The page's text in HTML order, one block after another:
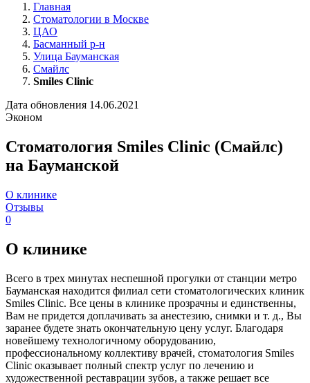
Главная
Стоматологии в Москве
ЦАО
Басманный р-н
Улица Бауманская
Смайлс
Smiles Clinic
Дата обновления 14.06.2021
Эконом
Стоматология Smiles Clinic (Смайлс)
на Бауманской
О клинике
Отзывы
0
О клинике
Всего в трех минутах неспешной прогулки от станции метро
Бауманская находится филиал сети стоматологических клиник
Smiles Clinic. Все цены в клинике прозрачны и единственны,
Вам не придется доплачивать за анестезию, снимки и т. д., Вы
заранее будете знать окончательную цену услуг. Благодаря
новейшему технологичному оборудованию,
профессиональному коллективу врачей, стоматология Smiles
Clinic оказывает полный спектр услуг по лечению и
художественной реставрации зубов, а также решает все